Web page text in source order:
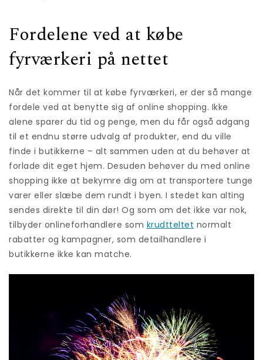
Fordelene ved at købe
fyrværkeri på nettet
Når det kommer til at købe fyrværkeri, er der så mange
fordele ved at benytte sig af online shopping. Ikke
alene sparer du tid og penge, men du får også adgang
til et endnu større udvalg af produkter, end du ville
finde i butikkerne – alt sammen uden at du behøver at
forlade dit eget hjem. Desuden behøver du med online
shopping ikke at bekymre dig om at transportere tunge
varer eller slæbe dem rundt i byen. I stedet kan alting
sendes direkte til din dør! Og som om det ikke var nok,
tilbyder onlineforhandlere som krudtteltet normalt
rabatter og kampagner, som detailhandlere i
butikkerne ikke kan matche.